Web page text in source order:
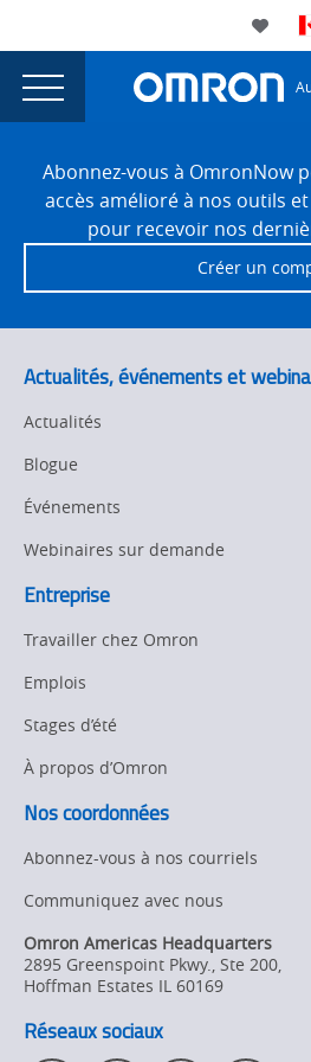
currently
viewing
the
Pharma
Success
Story
Utility
My
Main
Navigation
Steierl-
Pharma
Success
Story
FooterAbonnez-vous à OmronNow
accès amélioré à nos outils
pour recevoir nos
Créer un
Actualités, événements et
Actualités
Blogue
Événements
Webinaires sur demande
Entreprise
Travailler chez Omron
Emplois
Stages d’été
À propos d’Omron
Nos coordonnées
Abonnez-vous à nos courriels
Communiquez avec nous
Omron Americas Headquarters
2895 Greenspoint Pkwy., Ste 200,
Hoffman Estates IL 60169
Réseaux sociaux